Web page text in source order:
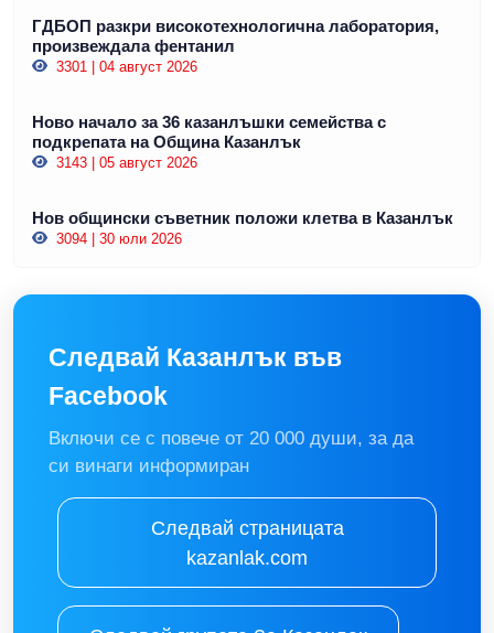
ГДБОП разкри високотехнологична лаборатория,
произвеждала фентанил
3301 | 04 август 2026
Ново начало за 36 казанлъшки семейства с
подкрепата на Община Казанлък
3143 | 05 август 2026
Нов общински съветник положи клетва в Казанлък
3094 | 30 юли 2026
Следвай Казанлък във
Facebook
Включи се с повече от 20 000 души, за да
си винаги информиран
Следвай страницата
kazanlak.com